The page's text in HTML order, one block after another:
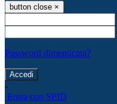
button close ×
Password dimenticata?
-
Entra con SPID